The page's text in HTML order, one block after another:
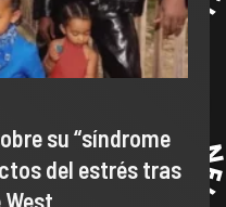
su “síndrome
del estrés tras